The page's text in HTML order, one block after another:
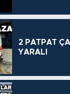
2 PATPAT
YARALI